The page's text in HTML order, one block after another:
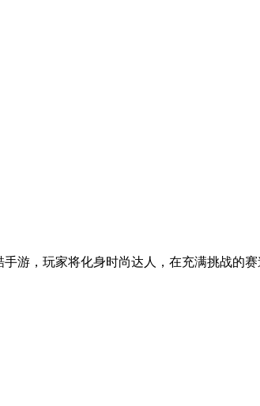
游，玩家将化身时尚达人，在充满挑战的